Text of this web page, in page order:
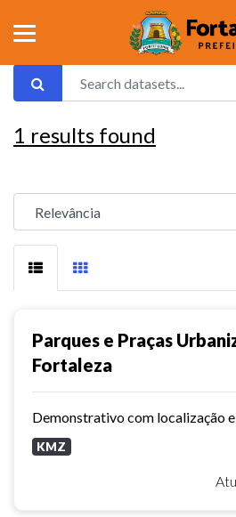
1 results found
Parques e Praças
Fortaleza
KMZ